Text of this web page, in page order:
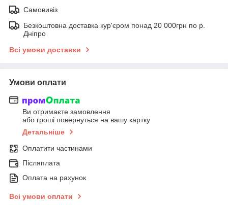
Самовивіз
Безкоштовна доставка кур'єром понад 20 000грн по р.
Дніпро
Всі умови доставки
Умови оплати
Ви отримаєте замовлення
або гроші повернуться на вашу картку
Детальніше
Оплатити частинами
Післяплата
Оплата на рахунок
Всі умови оплати